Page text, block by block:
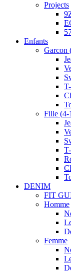
Projects
Enfants
Garcon
Fille (4-
DENIM
FIT
Homme
Femme